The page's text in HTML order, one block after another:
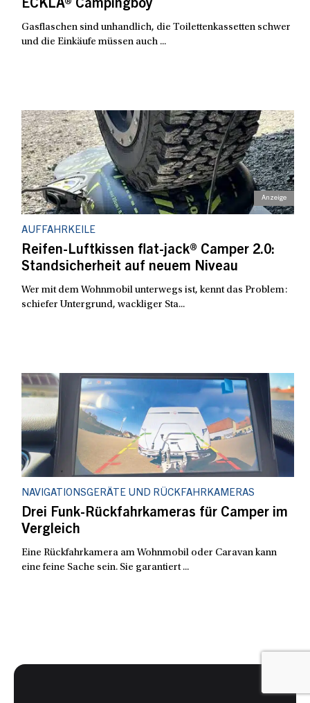
ECKLA® Campingboy
Gasflaschen sind unhandlich, die Toilettenkassetten schwer
und die Einkäufe müssen auch ...
AUFFAHRKEILE
Reifen-Luftkissen flat-jack® Camper 2.0:
Standsicherheit auf neuem Niveau
Wer mit dem Wohnmobil unterwegs ist, kennt das Problem:
schiefer Untergrund, wackliger Sta...
NAVIGATIONSGERÄTE UND RÜCKFAHRKAMERAS
Drei Funk-Rückfahrkameras für Camper im
Vergleich
Eine Rückfahrkamera am Wohnmobil oder Caravan kann
eine feine Sache sein. Sie garantiert ...